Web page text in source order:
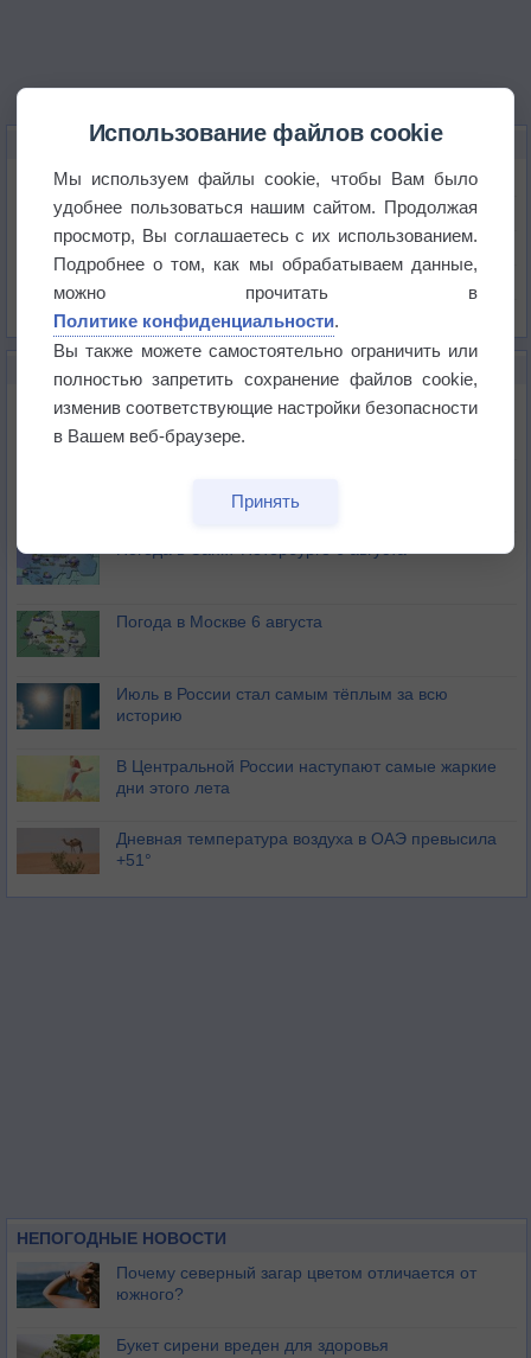
КАРТЫ ПОГОДЫ В ФУЯНЕ
Температура
Давление
Осадки
Список всех карт
Погода в Екатеринбурге 6 августа
Погода в Санкт-Петербурге 6 августа
Погода в Москве 6 августа
Июль в России стал самым тёплым за всю
историю
В Центральной России наступают самые жаркие
дни этого лета
Дневная температура воздуха в ОАЭ превысила
+51°
НЕПОГОДНЫЕ НОВОСТИ
Почему северный загар цветом отличается от
южного?
Букет сирени вреден для здоровья
Использование файлов cookie
Мы используем файлы cookie, чтобы Вам было
удобнее пользоваться нашим сайтом. Продолжая
просмотр, Вы соглашаетесь с их использованием.
Подробнее о том, как мы обрабатываем данные,
можно прочитать в
Политике конфиденциальности.
Вы также можете самостоятельно ограничить или
полностью запретить сохранение файлов cookie,
изменив соответствующие настройки безопасности
в Вашем веб-браузере.
Принять